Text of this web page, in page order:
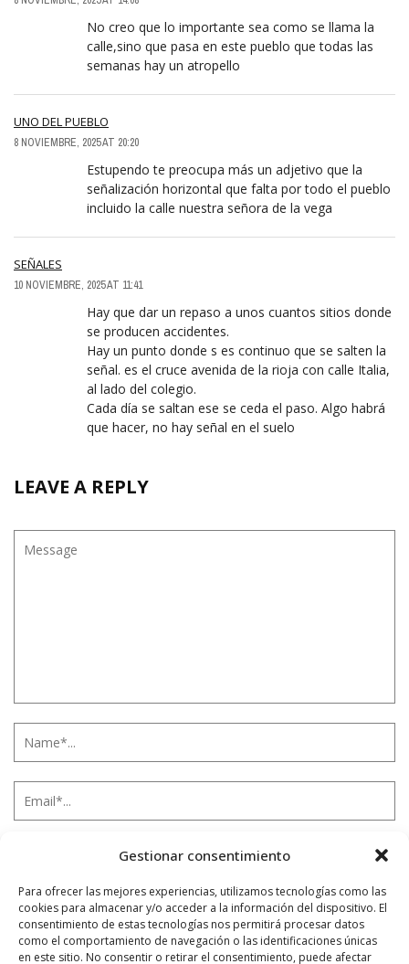
Gestionar consentimiento
Para ofrecer las mejores experiencias, utilizamos tecnologías como las
cookies para almacenar y/o acceder a la información del dispositivo. El
consentimiento de estas tecnologías nos permitirá procesar datos
como el comportamiento de navegación o las identificaciones únicas
en este sitio. No consentir o retirar el consentimiento, puede afectar
No creo que lo importante sea como se llama la
calle,sino que pasa en este pueblo que todas las
semanas hay un atropello
UNO DEL PUEBLO
8 NOVIEMBRE, 2025 AT 20:20
Estupendo te preocupa más un adjetivo que la
señalización horizontal que falta por todo el pueblo
incluido la calle nuestra señora de la vega
SEÑALES
10 NOVIEMBRE, 2025 AT 11:41
Hay que dar un repaso a unos cuantos sitios donde
se producen accidentes.
Hay un punto donde s es continuo que se salten la
señal. es el cruce avenida de la rioja con calle Italia,
al lado del colegio.
Cada día se saltan ese se ceda el paso. Algo habrá
que hacer, no hay señal en el suelo
LEAVE A REPLY
Notificarme vía correo electrónico cuando el comentario sea
aprobado.